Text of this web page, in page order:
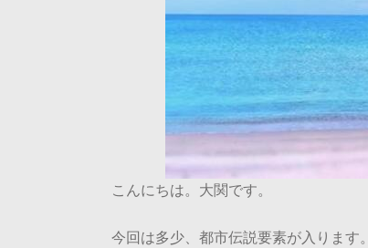
こんにちは。大関です。
今回は多少、都市伝説要素が入ります。